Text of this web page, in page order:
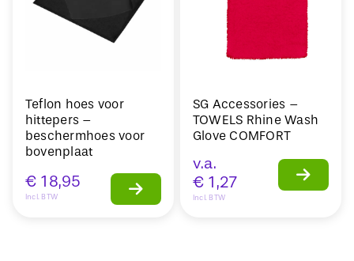
Teflon hoes voor
hittepers –
beschermhoes voor
bovenplaat
€ 18,95
Incl. BTW
SG Accessories –
TOWELS Rhine Wash
Glove COMFORT
v.a.
€ 1,27
Incl. BTW